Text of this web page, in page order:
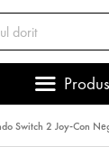
Switch 2 Joy-Con